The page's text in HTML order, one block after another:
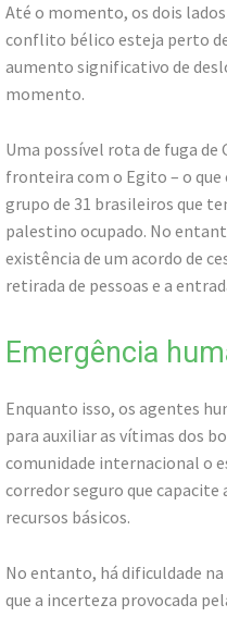
Até o momento, os dois
conflito bélico esteja perto
aumento significativo de
momento.
Uma possível rota de fuga de
fronteira com o Egito – o que
grupo de 31 brasileiros que
palestino ocupado. No
existência de um acordo de
retirada de pessoas e a
Emergência
Enquanto isso, os agentes
para auxiliar as vítimas dos
comunidade internacional o
corredor seguro que capacite
recursos básicos.
No entanto, há dificuldade na
que a incerteza provocada